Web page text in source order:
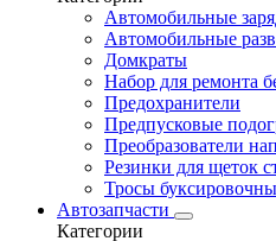
Автомобильные
Автомобильные
Домкраты
Набор для ремонта
Предохранители
Предпусковые
Преобразователи
Резинки для щеток
Тросы
Автозапчасти
Категории